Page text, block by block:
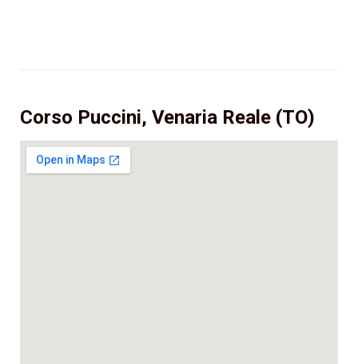
Corso Puccini, Venaria Reale (TO)